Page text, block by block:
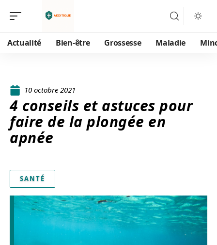
Actualité Bien-être Grossesse Maladie
10 octobre 2021
4 conseils et astuces pour
faire de la plongée en
apnée
SANTÉ